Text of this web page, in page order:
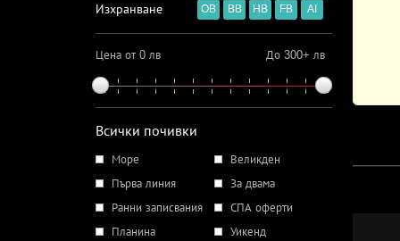
Изхранване OB BB HB FB AI
Цена от 0 лв До 300+ лв
Всички почивки
Море
Великден
Първа линия
За двама
Ранни записвания
СПА оферти
Планина
Уикенд